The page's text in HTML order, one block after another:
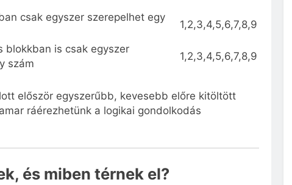
csak egyszer szerepelhet egy
1,2,3,4,5,6,7,8,9
blokkban is csak egyszer
szám
1,2,3,4,5,6,7,8,9
először egyszerűbb, kevesebb előre kitöltött
ráérezhetünk a logikai gondolkodás
és miben térnek el?